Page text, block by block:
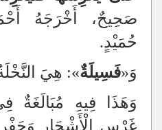
صَحِيحٌ، أَخْرَجَهُ
حُمَيْدٍ.
وَ«فَسِيلَةٌ»: هِيَ
وَهَذَا فِيهِ
غَرْسِ الْأَشْجَارِ وَحَفْرِ